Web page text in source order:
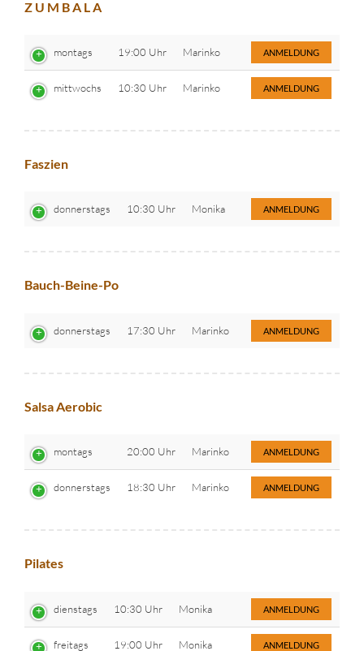
Z U M B A L A
montags 19:00 Uhr Marinko ANMELDUNG
mittwochs 10:30 Uhr Marinko ANMELDUNG
Faszien
donnerstags 10:30 Uhr Monika ANMELDUNG
Bauch-Beine-Po
donnerstags 17:30 Uhr Marinko ANMELDUNG
Salsa Aerobic
montags 20:00 Uhr Marinko ANMELDUNG
donnerstags 18:30 Uhr Marinko ANMELDUNG
Pilates
dienstags 10:30 Uhr Monika ANMELDUNG
freitags 19:00 Uhr Monika ANMELDUNG